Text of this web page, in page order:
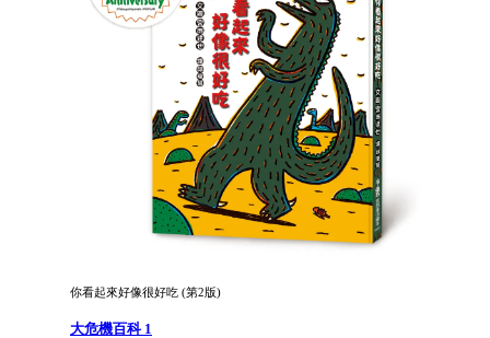
你看起來好像很好吃 (第2版)
大危機百科 1